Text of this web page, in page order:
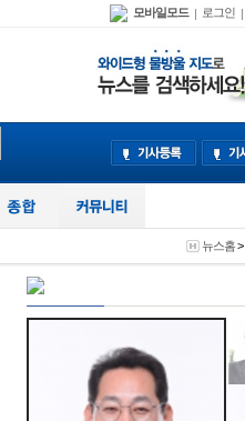
모바일모드 | 로그인 |
뉴스홈>